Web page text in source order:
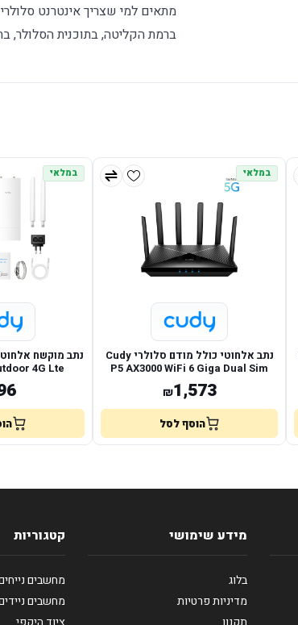
מתאים למי שצריך אינטרנט
ברמת הקליטה, בתוכנית הסלולר,
במלאי
נתב אלחוטי כולל מודם סלולרי Cudy
P5 AX3000 WiFi 6 Giga Dual Sim
₪1,573
הוסף לסל
במלאי
נתב מוקשח
4G Lte
מידע שימושי
בלוג
מדיניות פרטיות
קטגוריות
מחשבים
מחשבים